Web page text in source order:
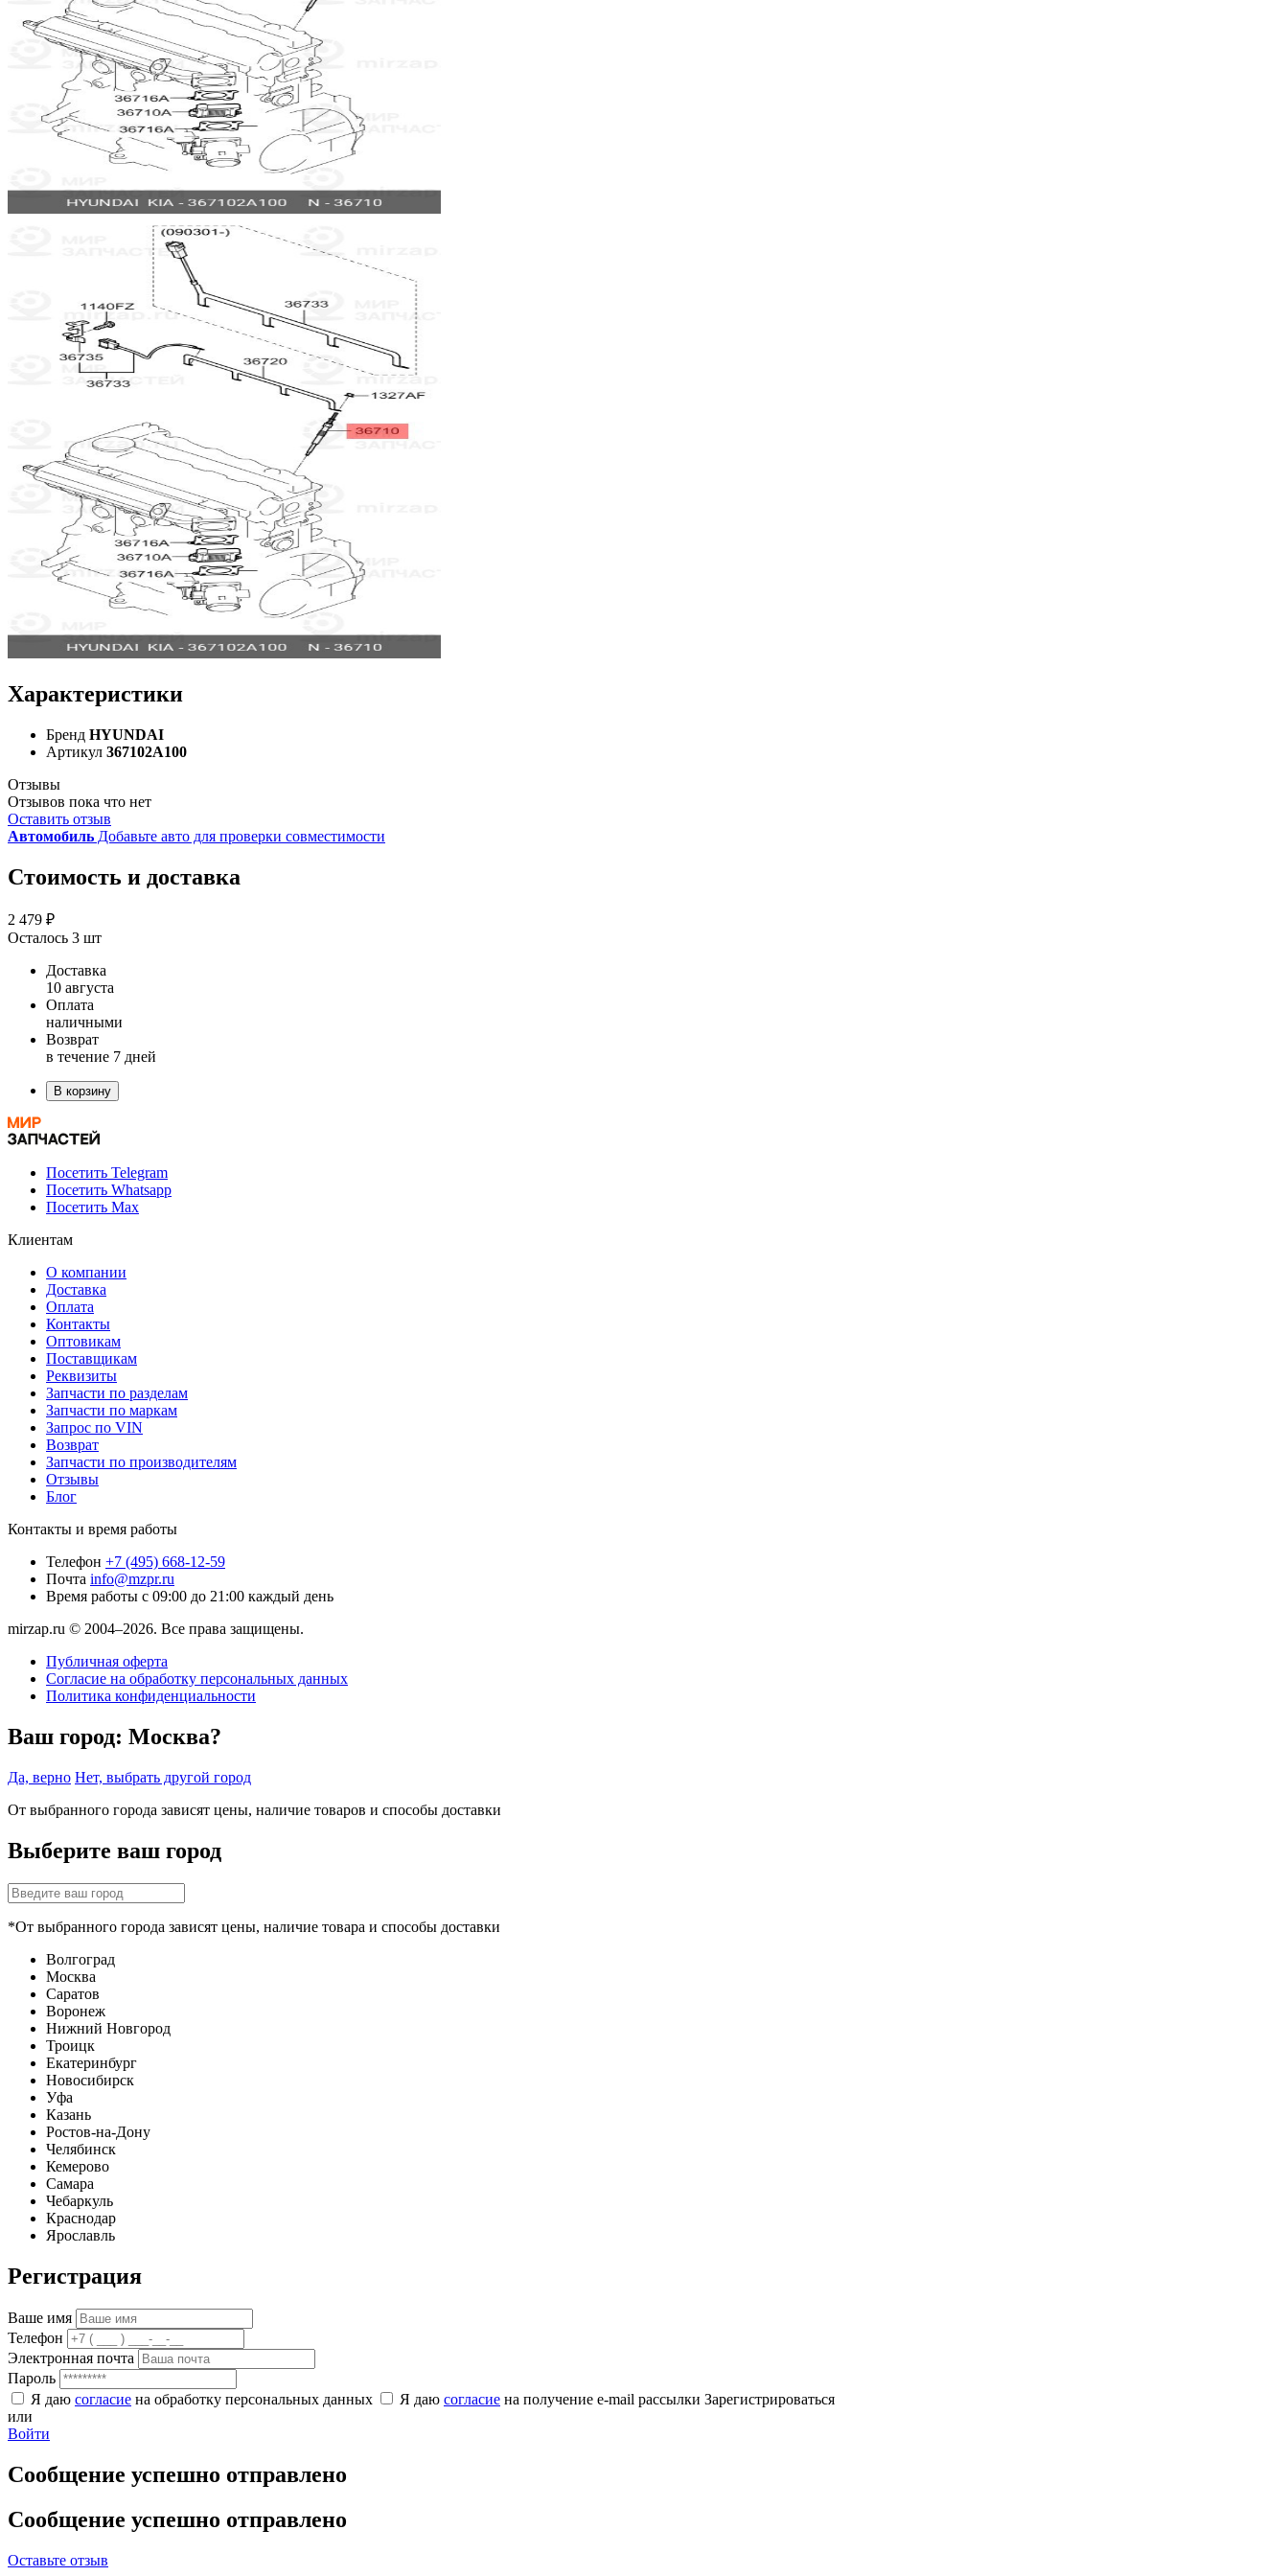
Характеристики
Бренд HYUNDAI
Артикул 367102A100
Отзывы
Отзывов пока что нет
Оставить отзыв
Автомобиль Добавьте авто для проверки совместимости
Стоимость и доставка
2 479 ₽
Осталось 3 шт
Доставка
10 августа
Оплата
наличными
Возврат
в течение 7 дней
В корзину
Посетить Telegram
Посетить Whatsapp
Посетить Max
Клиентам
О компании
Доставка
Оплата
Контакты
Оптовикам
Поставщикам
Реквизиты
Запчасти по разделам
Запчасти по маркам
Запрос по VIN
Возврат
Запчасти по производителям
Отзывы
Блог
Контакты и время работы
Телефон +7 (495) 668-12-59
Почта info@mzpr.ru
Время работы с 09:00 до 21:00 каждый день
mirzap.ru © 2004–2026. Все права защищены.
Публичная оферта
Согласие на обработку персональных данных
Политика конфиденциальности
Ваш город: Москва?
Да, верно Нет, выбрать другой город
От выбранного города зависят цены, наличие товаров и способы доставки
Выберите ваш город
*От выбранного города зависят цены, наличие товара и способы доставки
Волгоград
Москва
Саратов
Воронеж
Нижний Новгород
Троицк
Екатеринбург
Новосибирск
Уфа
Казань
Ростов-на-Дону
Челябинск
Кемерово
Самара
Чебаркуль
Краснодар
Ярославль
Регистрация
Ваше имя
Телефон
Электронная почта
Пароль
Я даю согласие на обработку персональных данных Я даю согласие на получение e-mail рассылки Зарегистрироваться
или
Войти
Сообщение успешно отправлено
Сообщение успешно отправлено
Оставьте отзыв